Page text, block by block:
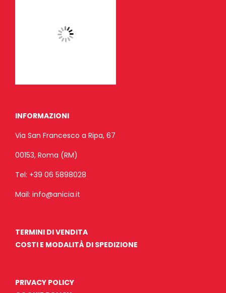
INFORMAZIONI
Via San Francesco a Ripa, 67
00153, Roma (RM)
Tel: +39 06 5898028
Mail: info@anicia.it
TERMINI DI VENDITA
COSTI E MODALITÀ DI SPEDIZIONE
PRIVACY POLICY